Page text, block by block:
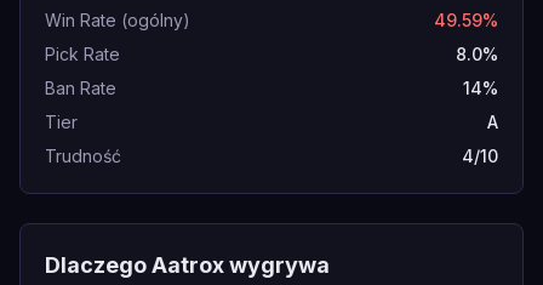
Win Rate (ogólny)
49.59%
Pick Rate
8.0%
Ban Rate
14%
Tier
A
Trudność
4/10
Dlaczego Aatrox wygrywa